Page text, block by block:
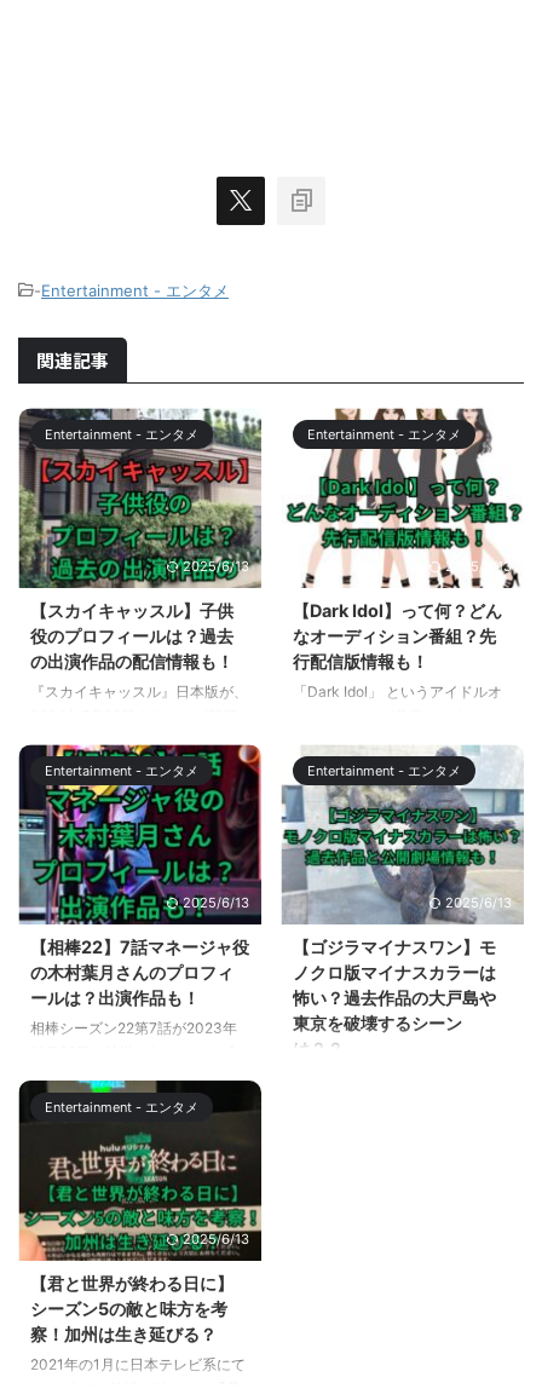
-Entertainment - エンタメ
関連記事
Entertainment - エンタメ
2025/6/13
【スカイキャッスル】子供
役のプロフィールは？過去
の出演作品の配信情報も！
『スカイキャッスル』日本版が、
系で木曜よる9時から放送されま
す。 韓国版「SKYキャッスル」
は、その視聴率が最高23.8％に達
し、ケーブルテレビドラマとして
歴代最高視聴率を記録しました。
韓国版「SKYキャッスル」では、
子供役にも注目が集まりました
が、日本版『スカイキャッスル』
の子供役が6月29日に発表されま
した。 この記事では、『スカイ
キャッスル』日本版に子供役とし
て出演する若手キャストのプロフ
ィールと、過去の出演作品の配信
キャッスル】子供 ...
Entertainment - エンタメ
2025/6/13
【Dark Idol】って何？どん
なオーディション番組？先
行配信版情報も！
「Dark Idol」 というアイドルオ
「Dark Idol 」は、アイドルにな
りたいけど、夢を諦めざるを得な
かった女性たちに、もう一度チャ
ンスを与えるオーディション番組
です。 この記事を読めば、
「Dark Idol」の概要や見どころ
などが分かります。ぜひチェック
してみてください。 【Dark
Idol】って何？どんなオーディシ
ョン番組？ アイドルになりたい
けど、夢を諦めざるを得なかった
女性たちに、もう一度チャンスを
与えるオーディション番組が始ま
Entertainment - エンタメ
2025/6/13
【相棒22】7話マネージャ役
の木村葉月さんのプロフィ
ールは？出演作品も！
相棒シーズン22第7話が2023年
子昇さん演じる『ディープクル
ー』のボーカル・矢崎のマネージ
ん。 矢崎の聴覚の異常を知らな
かったために、誤解があって犯人
になってしまったのですが、矢崎
が誕生日のケーキを注文していた
ことを右京さんから告げられ。
感情が揺れ動く役を見事に演じて
いましたね。 この記事では、木
村菜月さんのプロフィールと出演
作品についてお伝えします。
【相棒22】マネージャ役の木村
Entertainment - エンタメ
2025/6/13
【ゴジラマイナスワン】モ
ノクロ版マイナスカラーは
怖い？過去作品の大戸島や
東京を破壊するシーン
は？？
Entertainment - エンタメ
2025/6/13
【君と世界が終わる日に】
シーズン5の敵と味方を考
察！加州は生き延びる？
2021年の1月に日本テレビ系にて